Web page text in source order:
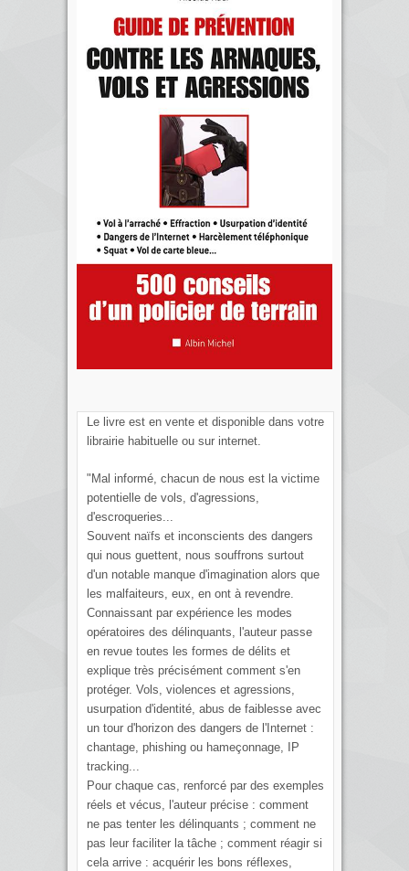
Le livre est en vente et disponible dans votre
librairie habituelle ou sur internet.
"Mal informé, chacun de nous est la victime
potentielle de vols, d'agressions,
d'escroqueries...
Souvent naïfs et inconscients des dangers
qui nous guettent, nous souffrons surtout
d'un notable manque d'imagination alors que
les malfaiteurs, eux, en ont à revendre.
Connaissant par expérience les modes
opératoires des délinquants, l'auteur passe
en revue toutes les formes de délits et
explique très précisément comment s'en
protéger. Vols, violences et agressions,
usurpation d'identité, abus de faiblesse avec
un tour d'horizon des dangers de l'Internet :
chantage, phishing ou hameçonnage, IP
tracking...
Pour chaque cas, renforcé par des exemples
réels et vécus, l'auteur précise : comment
ne pas tenter les délinquants ; comment ne
pas leur faciliter la tâche ; comment réagir si
cela arrive : acquérir les bons réflexes,